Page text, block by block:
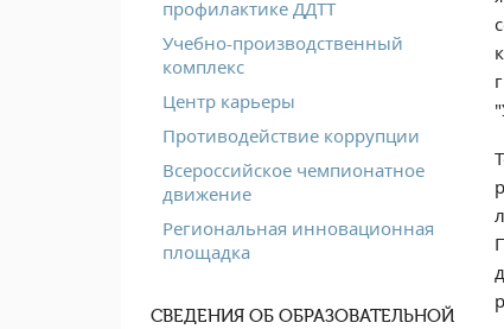
профилактике ДДТТ
Учебно-производственный
комплекс
Центр карьеры
Противодействие коррупции
Всероссийское чемпионатное
движение
Региональная инновационная
площадка
СВЕДЕНИЯ ОБ ОБРАЗОВАТЕЛЬНОЙ